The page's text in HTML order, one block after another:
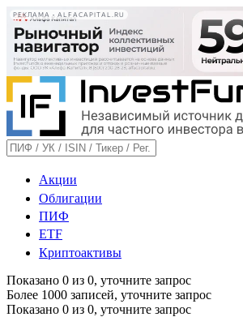
РЕКЛАМА • ALFACAPITAL.RU
Акции
Облигации
ПИФ
ETF
Криптоактивы
Показано 0 из 0, уточните запрос
Более 1000 записей, уточните запрос
Показано 0 из 0, уточните запрос